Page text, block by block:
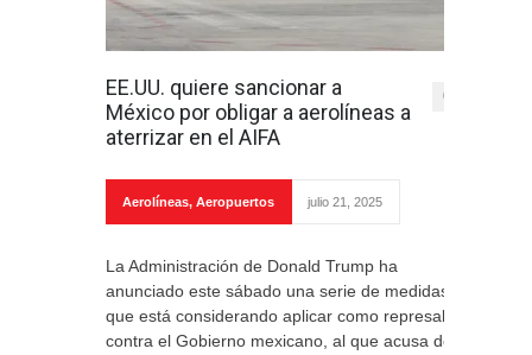
EE.UU. quiere sancionar a
México por obligar a aerolíneas a
aterrizar en el AIFA
0
Aerolíneas, Aeropuertos julio 21, 2025
La Administración de Donald Trump ha
anunciado este sábado una serie de medidas
que está considerando aplicar como represalia
contra el Gobierno mexicano, al que acusa de